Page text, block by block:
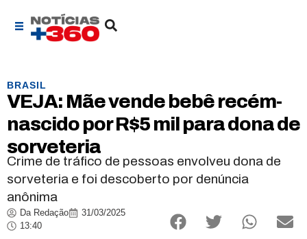
BRASIL
VEJA: Mãe vende bebê recém-
nascido por R$5 mil para dona de
sorveteria
Crime de tráfico de pessoas envolveu dona de
sorveteria e foi descoberto por denúncia
anônima
Da Redação
31/03/2025
13:40